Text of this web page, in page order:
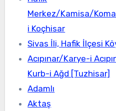
Merkez/Kamisa/
i Koçhisar
Sivas İli, Hafik İlçesi
Acıpınar/Karye-i
Kurb-i Ağd [Tuzhisar]
Adamlı
Aktaş